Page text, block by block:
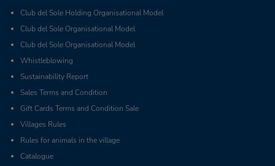
Club del Sole Holding Organisational Model
Club del Sole Organisational Model
Club del Sole Organisational Model
Whistleblowing
Sustainability Report
Sales Terms and Condition
Gift Cards Terms and Condition Sale
Villages Rules
Rules for animals in the village
Catalogue